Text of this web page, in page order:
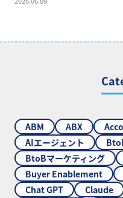
ABM ABX
AIエージェント
BtoBマーケティング
Buyer Enablement
Chat GPT
Claude